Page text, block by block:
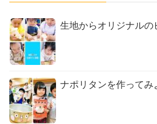
生地からオリジナルの
ナポリタンを作ってみ